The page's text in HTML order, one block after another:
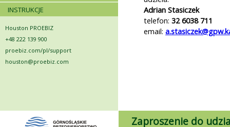
INSTRUKCJE
Houston PROEBIZ
+48 222 139 900
proebiz.com/pl/support
houston@proebiz.com
Adrian Stasiczek
telefon: 32 6038 711
email:
Zaproszenie do